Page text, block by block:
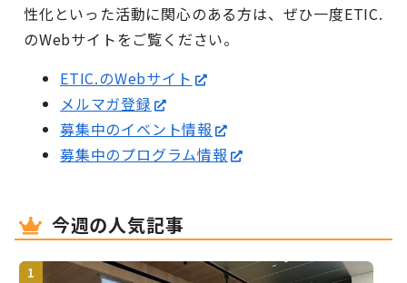
性化といった活動に関心のある方は、ぜひ一度ETIC.
のWebサイトをご覧ください。
ETIC.のWebサイト
メルマガ登録
募集中のイベント情報
募集中のプログラム情報
今週の人気記事